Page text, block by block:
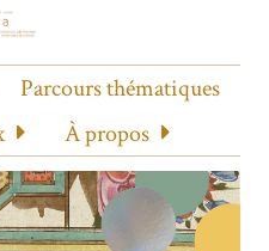
Parcours thématiques
À propos